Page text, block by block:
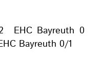
EHC Bayreuth 0
Bayreuth 0/1